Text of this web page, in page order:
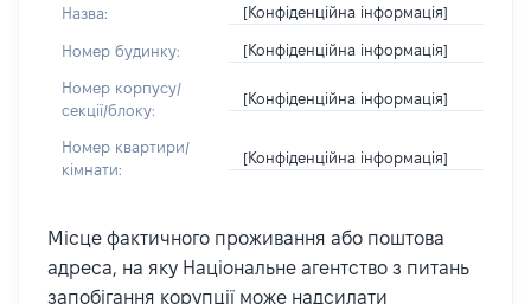
Назва: [Конфіденційна інформація]
Номер будинку: [Конфіденційна інформація]
Номер корпусу/
секції/блоку:
[Конфіденційна інформація]
Номер квартири/
кімнати:
[Конфіденційна інформація]
Місце фактичного проживання або поштова
адреса, на яку Національне агентство з питань
запобігання корупції може надсилати